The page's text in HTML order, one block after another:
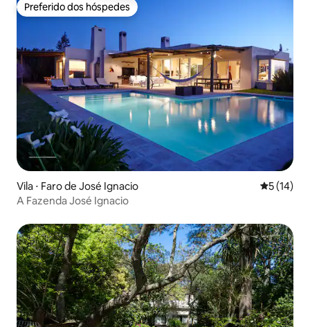
Preferido dos hóspedes
Preferido dos hóspedes
Vila ⋅ Faro de José Ignacio 5 de uma
5 (14)
A Fazenda José Ignacio